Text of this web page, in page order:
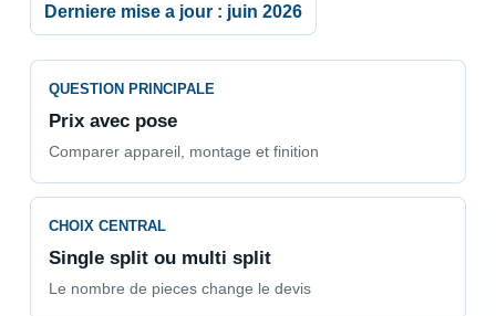
Derniere mise a jour : juin 2026
QUESTION PRINCIPALE
Prix avec pose
Comparer appareil, montage et finition
CHOIX CENTRAL
Single split ou multi split
Le nombre de pieces change le devis